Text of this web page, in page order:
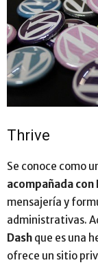
Thrive
Se conoce como
acompañada con
mensajería y
administrativas.
Dash que es una
ofrece un sitio